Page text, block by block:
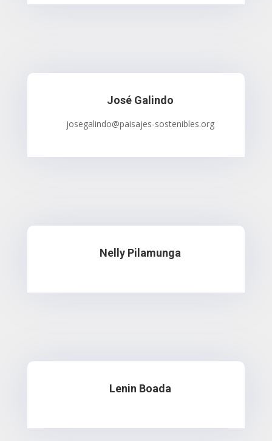
José Galindo
josegalindo@paisajes-sostenibles.org
Nelly Pilamunga
Lenin Boada